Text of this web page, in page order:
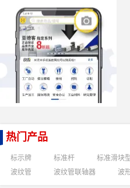
热门产品
标示牌 标准杆 标准滑块
波纹管
波纹管联轴器 波